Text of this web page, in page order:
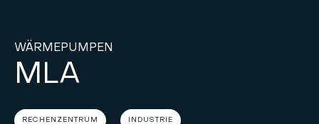
WÄRMEPUMPEN
MLA
RECHENZENTRUM INDUSTRIE